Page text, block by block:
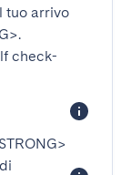
tuo arrivo
.
check-